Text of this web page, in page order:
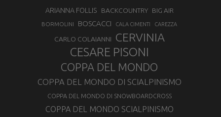
ARIANNA FOLLIS BACKCOUNTRY BIG AIR
BORMOLINI BOSCACCI CALA CIMENTI CAREZZA
CARLO COLAIANNI CERVINIA
CESARE PISONI
COPPA DEL MONDO
COPPA DEL MONDO DI SCIALPINISMO
COPPA DEL MONDO DI SNOWBOARDCROSS
COPPA DEL MONDO SCIALPINISMO